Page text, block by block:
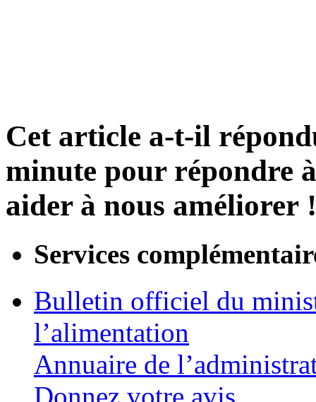
Cet article a-t-il
minute pour répondre
aider à nous améliorer !
Services
Bulletin officiel du
l’alimentation
Annuaire de
Donnez votre avis